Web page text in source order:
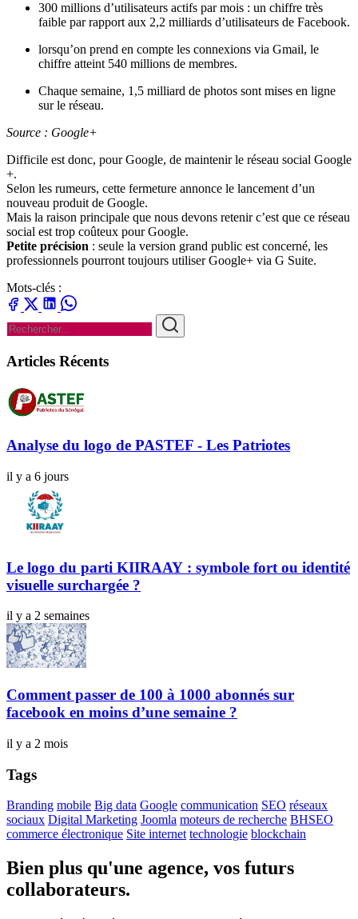
300 millions d’utilisateurs actifs par mois : un chiffre très
faible par rapport aux 2,2 milliards d’utilisateurs de Facebook.
lorsqu’on prend en compte les connexions via Gmail, le
chiffre atteint 540 millions de membres.
Chaque semaine, 1,5 milliard de photos sont mises en ligne
sur le réseau.
Source : Google+
Difficile est donc, pour Google, de maintenir le réseau social Google
+.
Selon les rumeurs, cette fermeture annonce le lancement d’un
nouveau produit de Google.
Mais la raison principale que nous devons retenir c’est que ce réseau
social est trop coûteux pour Google.
Petite précision : seule la version grand public est concerné, les
professionnels pourront toujours utiliser Google+ via G Suite.
Mots-clés :
Articles Récents
Analyse du logo de PASTEF - Les Patriotes
il y a 6 jours
Le logo du parti KIIRAAY : symbole fort ou identité
visuelle surchargée ?
il y a 2 semaines
Comment passer de 100 à 1000 abonnés sur
facebook en moins d’une semaine ?
il y a 2 mois
Tags
Branding mobile Big data Google communication SEO réseaux
sociaux Digital Marketing Joomla moteurs de recherche BHSEO
commerce électronique Site internet technologie blockchain
Bien plus qu'une agence, vos futurs
collaborateurs.